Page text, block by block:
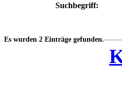
Suchbegriff:
Es wurden 2 Einträge gefunden.